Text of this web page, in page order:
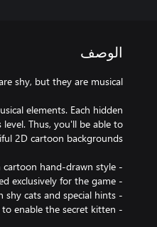
الوصف
elements. Each hidden
Thus, you'll be able to